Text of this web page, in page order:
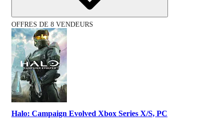
OFFRES DE 8 VENDEURS
Halo: Campaign Evolved Xbox Series X/S, PC